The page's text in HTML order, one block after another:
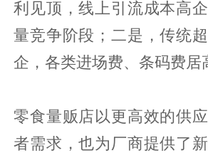
利见顶，线上引流成本高
量竞争阶段；二是，传统
企，各类进场费、条码费居
零食量贩店以更高效的供
者需求，也为厂商提供了新